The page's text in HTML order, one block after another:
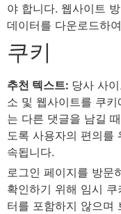
야 합니다. 웹사이트
데이터를 다운로드하
쿠키
추천 텍스트: 당사 사
소 및 웹사이트를 쿠
는 다른 댓글을 남길
도록 사용자의 편의를
속됩니다.
로그인 페이지를 방문
확인하기 위해 임시
터를 포함하지 않으며